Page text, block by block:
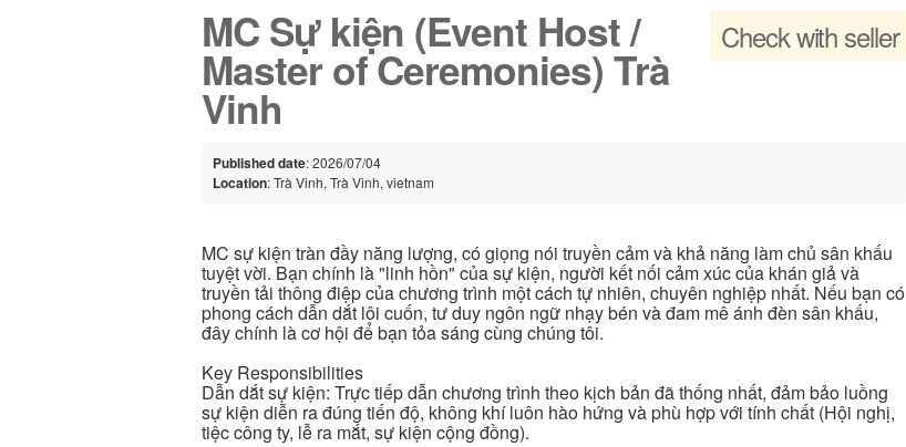
Check with seller
MC Sự kiện (Event Host /
Master of Ceremonies) Trà
Vinh
Published date: 2026/07/04
Location: Trà Vinh, Trà Vinh, vietnam
MC sự kiện tràn đầy năng lượng, có giọng nói truyền cảm và khả năng làm chủ sân khấu
tuyệt vời. Bạn chính là "linh hồn" của sự kiện, người kết nối cảm xúc của khán giả và
truyền tải thông điệp của chương trình một cách tự nhiên, chuyên nghiệp nhất. Nếu bạn có
phong cách dẫn dắt lôi cuốn, tư duy ngôn ngữ nhạy bén và đam mê ánh đèn sân khấu,
đây chính là cơ hội để bạn tỏa sáng cùng chúng tôi.
Key Responsibilities
Dẫn dắt sự kiện: Trực tiếp dẫn chương trình theo kịch bản đã thống nhất, đảm bảo luồng
sự kiện diễn ra đúng tiến độ, không khí luôn hào hứng và phù hợp với tính chất (Hội nghị,
tiệc công ty, lễ ra mắt, sự kiện cộng đồng).